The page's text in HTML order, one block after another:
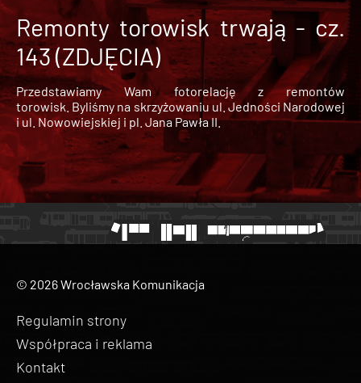
Remonty torowisk trwają - cz.
143 (ZDJĘCIA)
Przedstawiamy Wam fotorelację z remontów
torowisk. Byliśmy na skrzyżowaniu ul. Jedności Narodowej
i ul. Nowowiejskiej i pl. Jana Pawła II.
© 2026 Wrocławska Komunikacja
Regulamin strony
Współpraca i reklama
Kontakt